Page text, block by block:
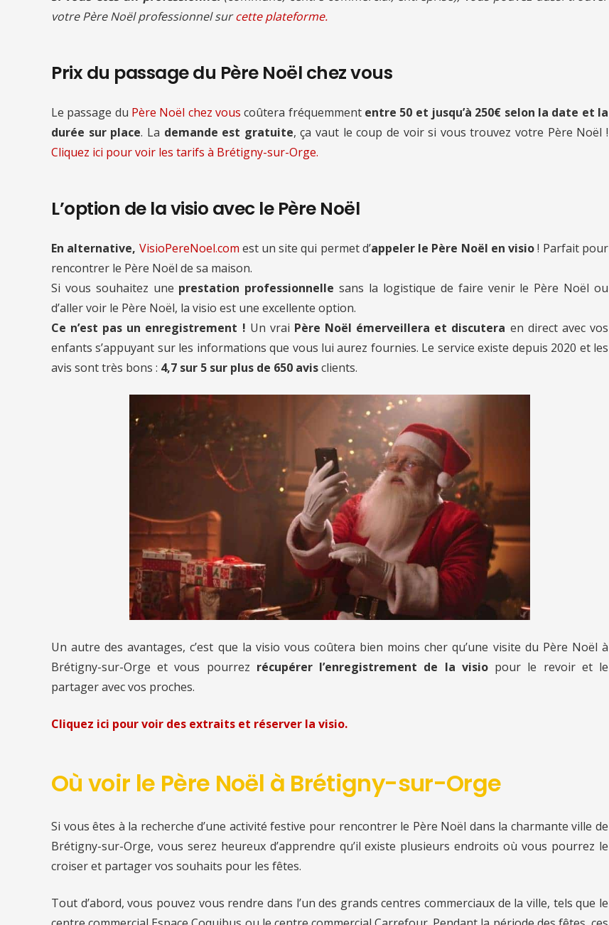
votre Père Noël professionnel surcette plateforme.
Prix du passage du Père Noël chez vous
Le passage du Père Noël chez vous coûtera fréquemment entre 50 et jusqu’à 250€ selon la date et la
durée sur place. La demande est gratuite, ça vaut le coup de voir si vous trouvez votre Père Noël !
Cliquez ici pour voir les tarifs à Brétigny-sur-Orge.
L’option de la visio avec le Père Noël
En alternative, VisioPereNoel.com est un site qui permet d’appeler le Père Noël en visio! Parfait pour
rencontrer le Père Noël de sa maison.
Si vous souhaitez une prestation professionnelle sans la logistique de faire venir le Père Noël ou
d’aller voir le Père Noël, la visio est une excellente option.
Ce n’est pas un enregistrement ! Un vrai Père Noël émerveillera et discutera en direct avec vos
enfants s’appuyant sur les informations que vous lui aurez fournies. Le service existe depuis 2020 et les
avis sont très bons : 4,7 sur 5 sur plus de 650 avisclients.
Un autre des avantages, c’est que la visio vous coûtera bien moins cher qu’une visite du Père Noël à
Brétigny-sur-Orge et vous pourrez récupérer l’enregistrement de la visiopour le revoir et le
partager avec vos proches.
Cliquez ici pour voir des extraits et réserver la visio.
Où voir le Père Noël à Brétigny-sur-Orge
Si vous êtes à la recherche d’une activité festive pour rencontrer le Père Noël dans la charmante ville de
Brétigny-sur-Orge, vous serez heureux d’apprendre qu’il existe plusieurs endroits où vous pourrez le
croiser et partager vos souhaits pour les fêtes.
Tout d’abord, vous pouvez vous rendre dans l’un des grands centres commerciaux de la ville, tels que le